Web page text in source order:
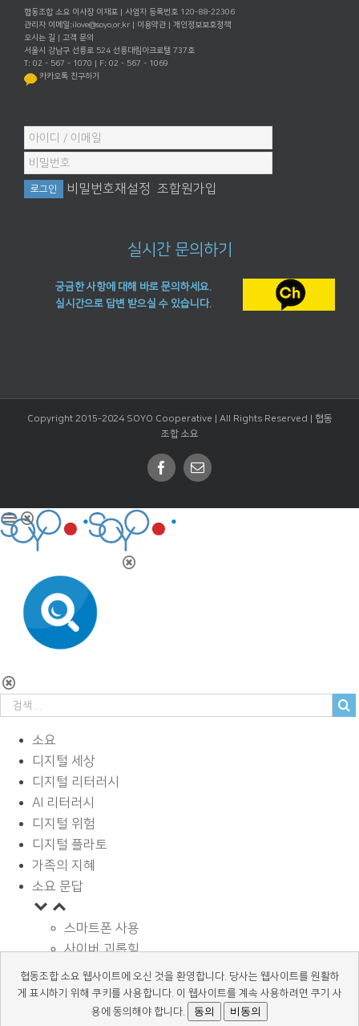
협동조합 소요 이사장 이재포 | 사업자 등록번호 120-88-22306
관리자 이메일:ilove@soyo.or.kr | 이용약관 | 개인정보보호정책
오시는 길 | 고객 문의
서울시 강남구 선릉로 524 선릉대림아크로텔 737호
T: 02 - 567 - 1070 | F: 02 - 567 - 1069
카카오톡 친구하기
비밀번호재설정 조합원가입
실시간 문의하기
궁금한 사항에 대해 바로 문의하세요.
실시간으로 답변 받으실 수 있습니다.
Copyright 2015-2024 SOYO Cooperative | All Rights Reserved | 협동
조합 소요
Facebook
Email
소요
디지털 세상
디지털 리터러시
AI 리터러시
디지털 위험
디지털 플라토
가족의 지혜
소요 문답
스마트폰 사용
사이버 괴롭힘
페이스북과 SNS
디지털과 학습
광고 바로알기
협동조합 소요 웹사이트에 오신 것을 환영합니다. 당사는 웹사이트를 원활하
게 표시하기 위해 쿠키를 사용합니다. 이 웹사이트를 계속 사용하려면 쿠기 사
용에 동의해야 합니다.
동의 비동의